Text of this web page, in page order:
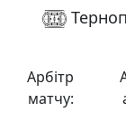
Арбітр
матчу: